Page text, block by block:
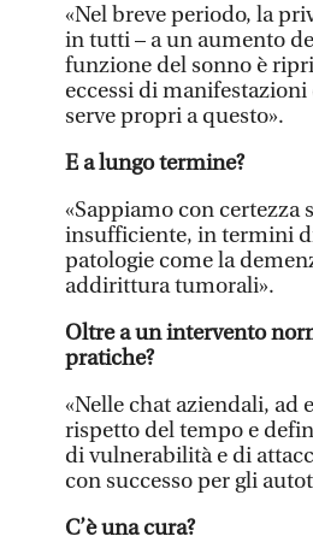
«Nel breve periodo, la
in tutti – a un aumento
funzione del sonno è
eccessi di
serve propri a questo».
E a lungo termine?
«Sappiamo con
insufficiente, in termini
patologie come la
addirittura tumorali».
Oltre a un intervento
pratiche?
«Nelle chat aziendali, ad
rispetto del tempo e
di vulnerabilità e di
con successo per gli
C’è una cura?